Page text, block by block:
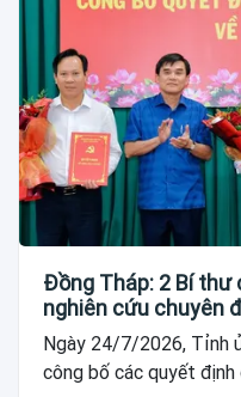
Đồng Tháp: 2 Bí thư
nghiên cứu chuyên
Ngày 24/7/2026, Tỉnh
công bố các quyết định